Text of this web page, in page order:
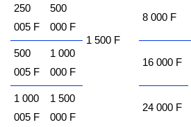
1 500 F
250
005 F
500
000 F
8 000 F
500
005 F
1 000
000 F
16 000 F
1 000
005 F
1 500
000 F
24 000 F